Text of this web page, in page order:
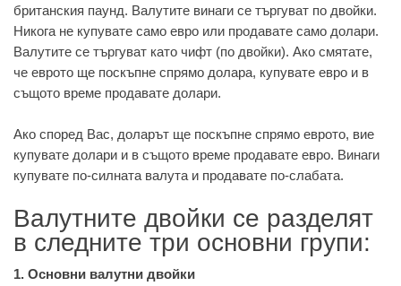
британския паунд. Валутите винаги се търгуват по двойки.
Никога не купувате само евро или продавате само долари.
Валутите се търгуват като чифт (по двойки). Ако смятате,
че еврото ще поскъпне спрямо долара, купувате евро и в
същото време продавате долари.
Ако според Вас, доларът ще поскъпне спрямо еврото, вие
купувате долари и в същото време продавате евро. Винаги
купувате по-силната валута и продавате по-слабата.
Валутните двойки се разделят
в следните три основни групи:
1. Основни валутни двойки